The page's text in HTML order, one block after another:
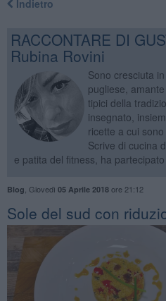
Indietro
RACCONTARE DI
Rubina Rovini
Sono cresciuta
pugliese,
tipici della
insegnato,
ricette a cui
Scrive di cucina
e patita del fitness, ha
Blog Giovedì 05 Aprile 2018ore 21:12
Sole del sud con